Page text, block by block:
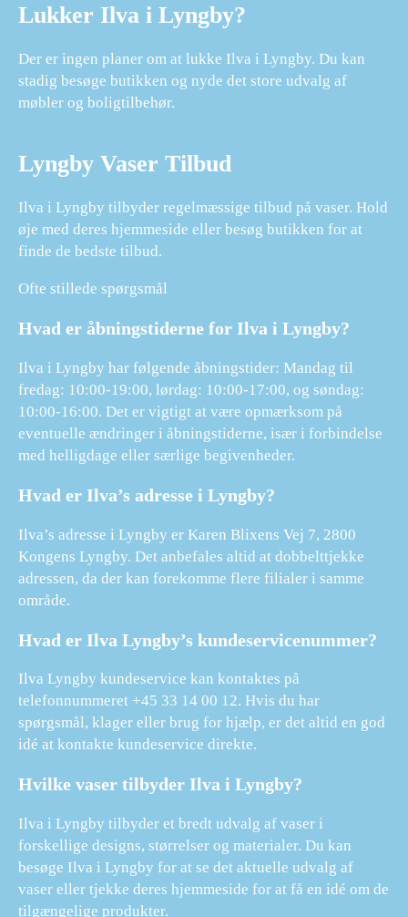
Lukker Ilva i Lyngby?
Der er ingen planer om at lukke Ilva i Lyngby. Du kan
stadig besøge butikken og nyde det store udvalg af
møbler og boligtilbehør.
Lyngby Vaser Tilbud
Ilva i Lyngby tilbyder regelmæssige tilbud på vaser. Hold
øje med deres hjemmeside eller besøg butikken for at
finde de bedste tilbud.
Ofte stillede spørgsmål
Hvad er åbningstiderne for Ilva i Lyngby?
Ilva i Lyngby har følgende åbningstider: Mandag til
fredag: 10:00-19:00, lørdag: 10:00-17:00, og søndag:
10:00-16:00. Det er vigtigt at være opmærksom på
eventuelle ændringer i åbningstiderne, især i forbindelse
med helligdage eller særlige begivenheder.
Hvad er Ilva’s adresse i Lyngby?
Ilva’s adresse i Lyngby er Karen Blixens Vej 7, 2800
Kongens Lyngby. Det anbefales altid at dobbelttjekke
adressen, da der kan forekomme flere filialer i samme
område.
Hvad er Ilva Lyngby’s kundeservicenummer?
Ilva Lyngby kundeservice kan kontaktes på
telefonnummeret +45 33 14 00 12. Hvis du har
spørgsmål, klager eller brug for hjælp, er det altid en god
idé at kontakte kundeservice direkte.
Hvilke vaser tilbyder Ilva i Lyngby?
Ilva i Lyngby tilbyder et bredt udvalg af vaser i
forskellige designs, størrelser og materialer. Du kan
besøge Ilva i Lyngby for at se det aktuelle udvalg af
vaser eller tjekke deres hjemmeside for at få en idé om de
tilgængelige produkter.